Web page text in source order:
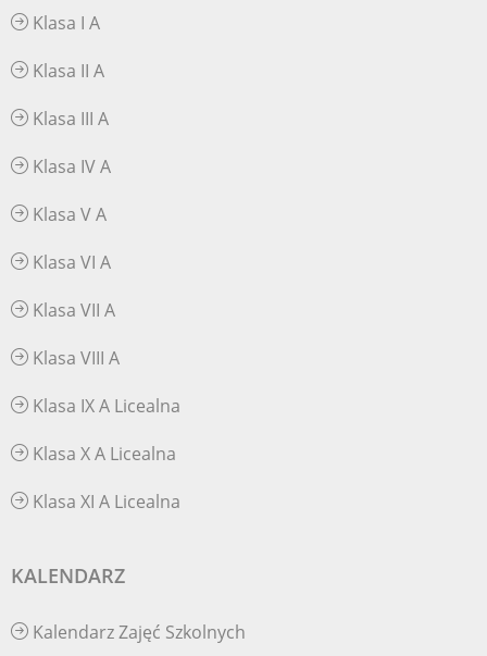
Klasa I A
Klasa II A
Klasa III A
Klasa IV A
Klasa V A
Klasa VI A
Klasa VII A
Klasa VIII A
Klasa IX A Licealna
Klasa X A Licealna
Klasa XI A Licealna
KALENDARZ
Kalendarz Zajęć Szkolnych